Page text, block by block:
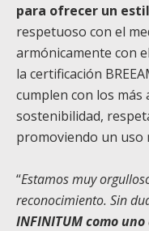
para ofrecer un
respetuoso con el
armónicamente con
la certificación
cumplen con los más
sostenibilidad,
promoviendo un uso
“Estamos muy
reconocimiento. Sin
INFINITUM como